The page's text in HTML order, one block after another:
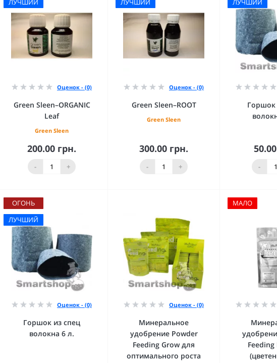
ЛУЧШИЙ
Оценок - (0)
Green Sleen–ORGANIC
Leaf
Green Sleen
200.00 грн.
- +
В корзину
ЛУЧШИЙ
Оценок - (0)
Green Sleen–ROOT
Green Sleen
300.00 грн.
- +
В корзину
ЛУЧШИЙ
Горшок
- В
ОГОНЬ
ЛУЧШИЙ
Оценок - (0)
Горшок из спец
волокна 6 л.
Оценок - (0)
Минеральное
удобрение Powder
Feeding Grow для
оптимального роста
МАЛО